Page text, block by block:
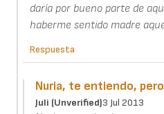
daría por bueno parte de
haberme sentido madre
Respuesta
Nuria, te entiendo, pero
Juli (unverified)3 Jul 2013